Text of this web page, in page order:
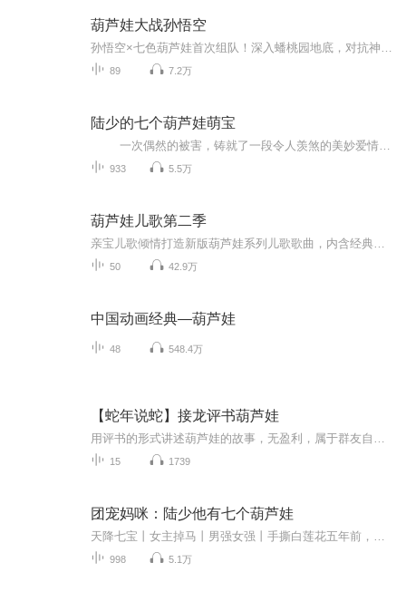
葫芦娃大战孙悟空
89 7.2万
陆少的七个葫芦娃萌宝
933 5.5万
葫芦娃儿歌第二季
50 42.9万
中国动画经典—葫芦娃
48 548.4万
【蛇年说蛇】接龙评书葫芦娃
15 1739
团宠妈咪：陆少他有七个葫芦娃
998 5.1万